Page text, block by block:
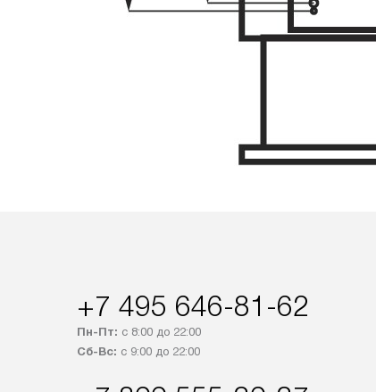
+7 495 646-81-62
Пн-Пт: с 8:00 до 22:00
Сб-Вс: с 9:00 до 22:00